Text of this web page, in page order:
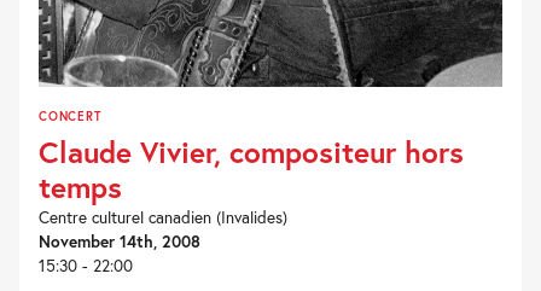
CONCERT
Claude Vivier, compositeur hors
temps
Centre culturel canadien (Invalides)
November 14th, 2008
15:30 - 22:00